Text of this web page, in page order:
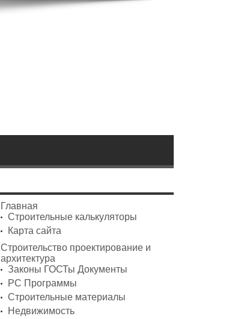
Главная
Строительные калькуляторы
Карта сайта
Строительство проектирование и
архитектура
Законы ГОСТы Документы
PC Программы
Строительные материалы
Недвижимость